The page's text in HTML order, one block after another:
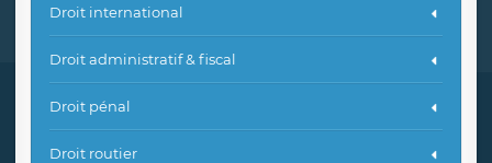
Droit international
Droit administratif & fiscal
Droit pénal
Droit routier